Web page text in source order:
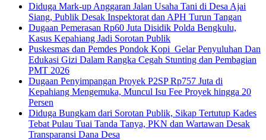
Diduga Mark-up Anggaran Jalan Usaha Tani di Desa Ajai
Siang, Publik Desak Inspektorat dan APH Turun Tangan
Dugaan Pemerasan Rp60 Juta Disidik Polda Bengkulu,
Kasus Kepahiang Jadi Sorotan Publik
Puskesmas dan Pemdes Pondok Kopi Gelar Penyuluhan Dan
Edukasi Gizi Dalam Rangka Cegah Stunting dan Pembagian
PMT 2026
Dugaan Penyimpangan Proyek P2SP Rp757 Juta di
Kepahiang Mengemuka, Muncul Isu Fee Proyek hingga 20
Persen
Diduga Bungkam dari Sorotan Publik, Sikap Tertutup Kades
Tebat Pulau Tuai Tanda Tanya, PKN dan Wartawan Desak
Transparansi Dana Desa